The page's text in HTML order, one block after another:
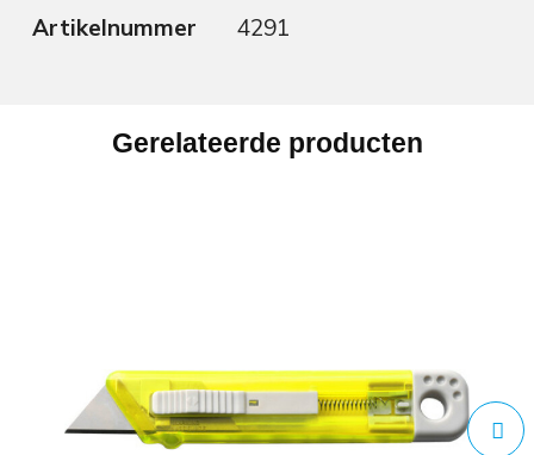
Artikelnummer 4291
Gerelateerde producten